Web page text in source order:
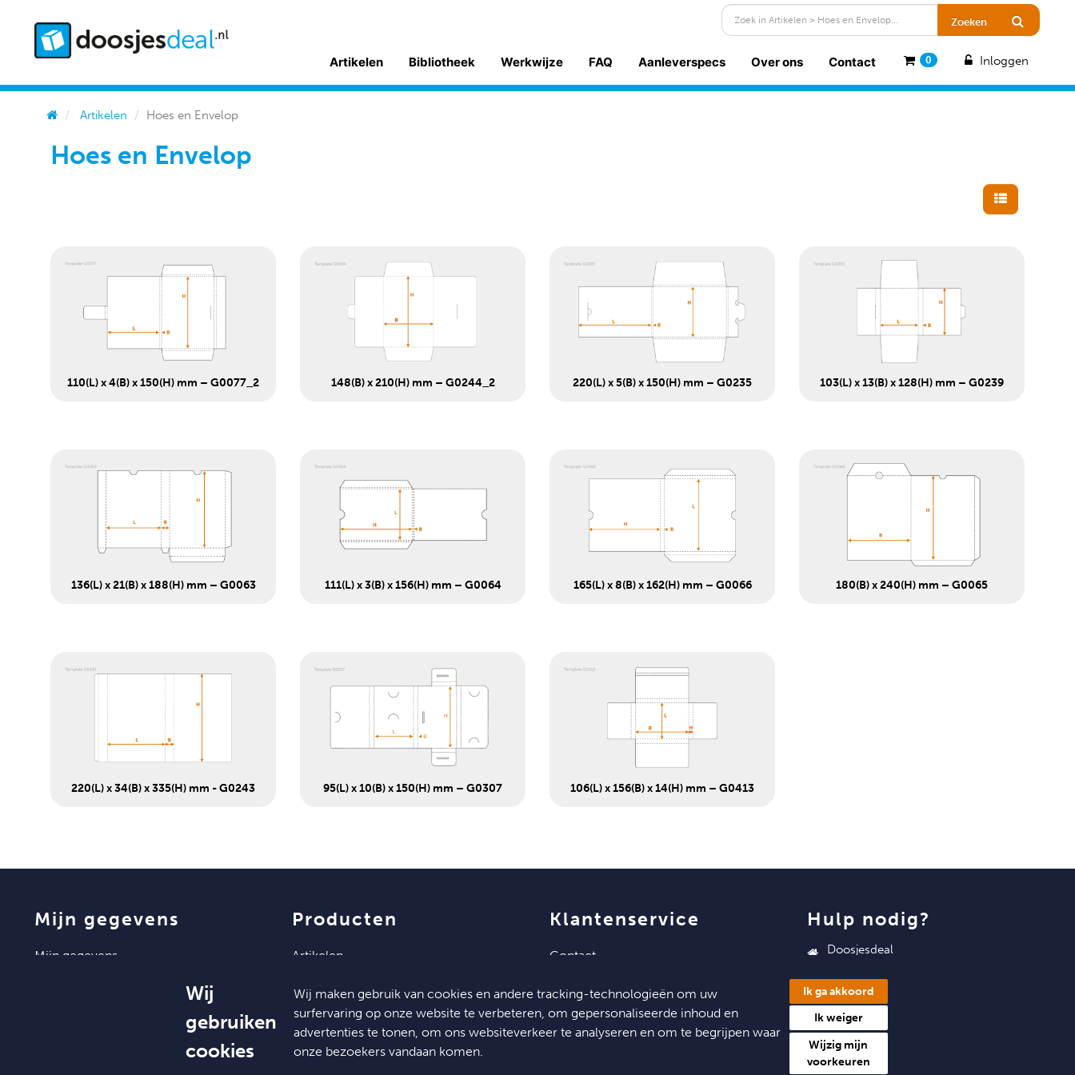
Wij
gebruiken
cookies
Wij maken gebruik van cookies en andere tracking-technologieën om uw
surfervaring op onze website te verbeteren, om gepersonaliseerde inhoud en
advertenties te tonen, om ons websiteverkeer te analyseren en om te begrijpen waar
onze bezoekers vandaan komen.
Ik ga akkoord
Ik weiger
Wijzig mijn
voorkeuren
Artikelen Bibliotheek Werkwijze FAQ Aanleverspecs Over ons Contact 0 Inloggen
Artikelen Hoes en Envelop
Hoes en Envelop
110(L) x 4(B) x 150(H) mm – G0077_2 148(B) x 210(H) mm – G0244_2 220(L) x 5(B) x 150(H) mm – G0235 103(L) x 13(B) x 128(H) mm – G0239
136(L) x 21(B) x 188(H) mm – G0063 111(L) x 3(B) x 156(H) mm – G0064 165(L) x 8(B) x 162(H) mm – G0066 180(B) x 240(H) mm – G0065
220(L) x 34(B) x 335(H) mm - G0243 95(L) x 10(B) x 150(H) mm – G0307 106(L) x 156(B) x 14(H) mm – G0413
mijn gegevens
mijn gegevens
producten
artikelen
klantenservice
contact
hulp nodig?
Doosjesdeal
6716 AM Ede
info@doosjesdeal.nl
0318 545 043